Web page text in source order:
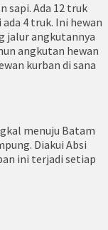
sapi. Ada 12 truk
4 truk. Ini hewan
jalur angkutannya
angkutan hewan
kurban di sana
menuju Batam
Diakui Absi
ini terjadi setiap